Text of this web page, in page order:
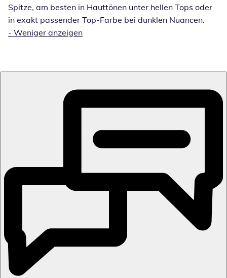
Spitze, am besten in Hauttönen unter hellen Tops oder
in exakt passender Top-Farbe bei dunklen Nuancen.
- Weniger anzeigen